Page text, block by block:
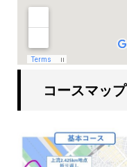
コースマップ